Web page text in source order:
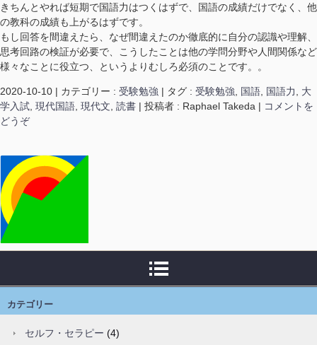
きちんとやれば短期で国語力はつくはずで、国語の成績だけでなく、他
の教科の成績も上がるはずです。
もし回答を間違えたら、なぜ間違えたのか徹底的に自分の認識や理解、
思考回路の検証が必要で、こうしたことは他の学問分野や人間関係など
様々なことに役立つ、というよりむしろ必須のことです。。
2020-10-10 | カテゴリー : 受験勉強 | タグ : 受験勉強 国語 国語力
大
学入試 現代国語 現代文 読書 | 投稿者 : Raphael Takeda | コメントを
どうぞ
カテゴリー
セルフ・セラピー (4)